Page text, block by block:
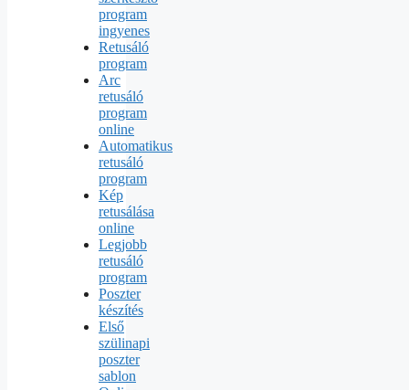
program
ingyenes
Retusáló
program
Arc
retusáló
program
online
Automatikus
retusáló
program
Kép
retusálása
online
Legjobb
retusáló
program
Poszter
készítés
Első
szülinapi
poszter
sablon